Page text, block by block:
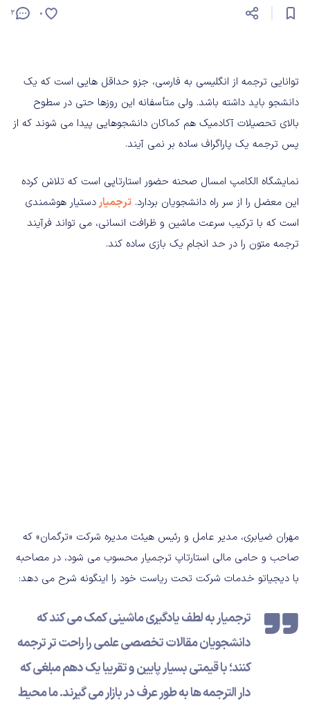
2 0
توانایی ترجمه از انگلیسی به فارسی، جزو حداقل هایی است که یک
دانشجو باید داشته باشد. ولی متأسفانه این روزها حتی در سطوح
بالای تحصیلات آکادمیک هم کماکان دانشجوهایی پیدا می شوند که از
پس ترجمه یک پاراگراف ساده بر نمی آیند.
نمایشگاه الکامپ امسال صحنه حضور استارتاپی است که تلاش کرده
این معضل را از سر راه دانشجویان بردارد. ترجمیاردستیار هوشمندی
است که با ترکیب سرعت ماشین و ظرافت انسانی، می تواند فرآیند
ترجمه متون را در حد انجام یک بازی ساده کند.
مهران ضیابری، مدیر عامل و رئیس هیئت مدیره شرکت «ترگمان» که
صاحب و حامی مالی استارتاپ ترجمیار محسوب می شود، در مصاحبه
با دیجیاتو خدمات شرکت تحت ریاست خود را اینگونه شرح می دهد:
ترجمیار به لطف یادگیری ماشینی کمک می کند که
دانشجویان مقالات تخصصی علمی را راحت تر ترجمه
کنند؛ با قیمتی بسیار پایین و تقریبا یک دهم مبلغی که
دار الترجمه ها به طور عرف در بازار می گیرند. ما محیط